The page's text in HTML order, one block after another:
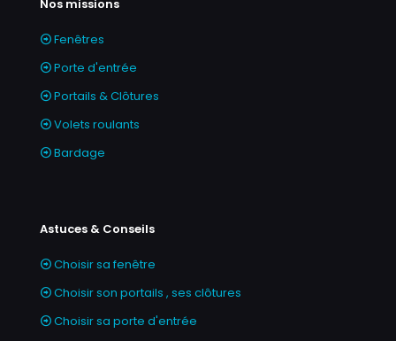
Nos missions
Fenêtres
Porte d'entrée
Portails & Clôtures
Volets roulants
Bardage
Astuces & Conseils
Choisir sa fenêtre
Choisir son portails , ses clôtures
Choisir sa porte d'entrée